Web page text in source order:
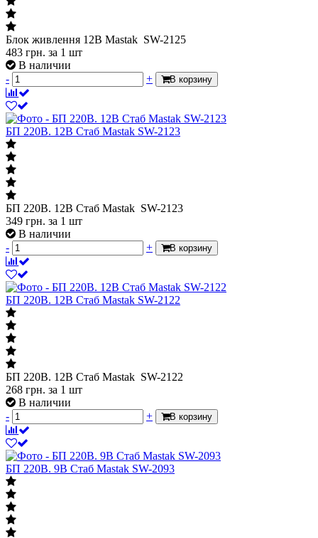
Блок живлення 12В Mastak SW-2125
483 грн. за 1 шт
В наличии
-
+ В корзину
БП 220В. 12В Стаб Mastak SW-2123
БП 220В. 12В Стаб Mastak SW-2123
349 грн. за 1 шт
В наличии
-
+ В корзину
БП 220В. 12В Стаб Mastak SW-2122
БП 220В. 12В Стаб Mastak SW-2122
268 грн. за 1 шт
В наличии
-
+ В корзину
БП 220В. 9В Стаб Mastak SW-2093